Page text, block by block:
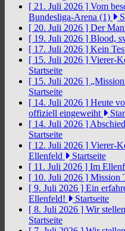
[ 21. Juli 2026 ] Vom
Bundesliga-Arena (1)
[ 20. Juli 2026 ] Der
[ 19. Juli 2026 ] Blood,
[ 17. Juli 2026 ] Kein
[ 15. Juli 2026 ] Vierer-
Startseite
[ 15. Juli 2026 ]
Startseite
[ 14. Juli 2026 ] Heute
offiziell eingeweiht
[ 14. Juli 2026 ]
Startseite
[ 12. Juli 2026 ] Vierer-
Ellenfeld
Startseite
[ 11. Juli 2026 ] Im
[ 10. Juli 2026 ] Mission
[ 9. Juli 2026 ] Ein
Ellenfeld!
Startseite
[ 8. Juli 2026 ] Wir
Startseite